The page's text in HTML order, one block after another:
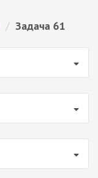
/ Задача 61